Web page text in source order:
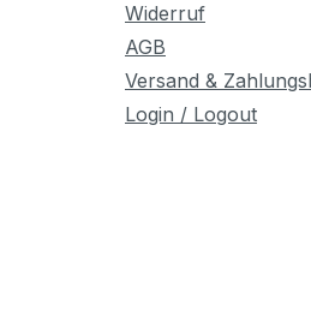
Widerruf
AGB
Versand &
Login / Logout